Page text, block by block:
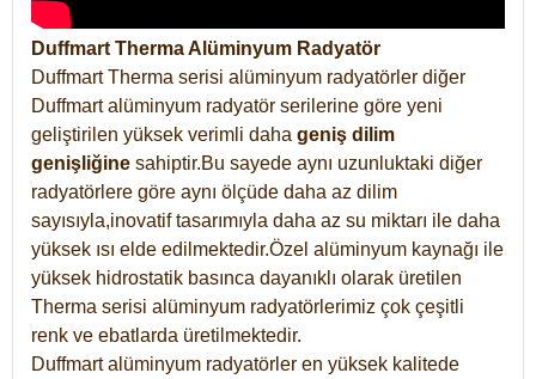
Duffmart Therma Alüminyum Radyatör
Duffmart Therma serisi alüminyum radyatörler diğer
Duffmart alüminyum radyatör serilerine göre yeni
geliştirilen yüksek verimli daha geniş dilim
genişliğine sahiptir.Bu sayede aynı uzunluktaki diğer
radyatörlere göre aynı ölçüde daha az dilim
sayısıyla,inovatif tasarımıyla daha az su miktarı ile daha
yüksek ısı elde edilmektedir.Özel alüminyum kaynağı ile
yüksek hidrostatik basınca dayanıklı olarak üretilen
Therma serisi alüminyum radyatörlerimiz çok çeşitli
renk ve ebatlarda üretilmektedir.
Duffmart alüminyum radyatörler en yüksek kalitede